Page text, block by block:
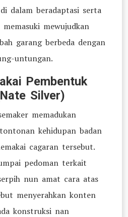
dalam beradaptasi serta
mewujudkan
garang berbeda dengan
untungan.
Pembentuk
Silver)
memadukan
kehidupan badan
cagaran tersebut.
pedoman terkait
nun amat cara atas
menyerahkan konten
konstruksi nan